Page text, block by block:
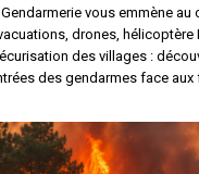
vous emmène
drones, hélicoptère
des villages :
des gendarmes face aux